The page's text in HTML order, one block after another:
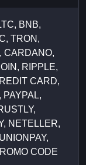
BNB,
TRON,
CARDANO,
RIPPLE,
CARD,
PAYPAL,
NETELLER,
CODE